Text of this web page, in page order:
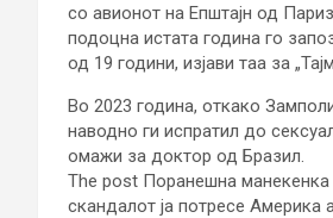
со авионот на Епштајн од
подоцна истата година го
од 19 години, изјави таа за
Во 2023 година, откако
наводно ги испратил до
омажи за доктор од Бразил.
The post Поранешна манекенка
скандалот ја потресе